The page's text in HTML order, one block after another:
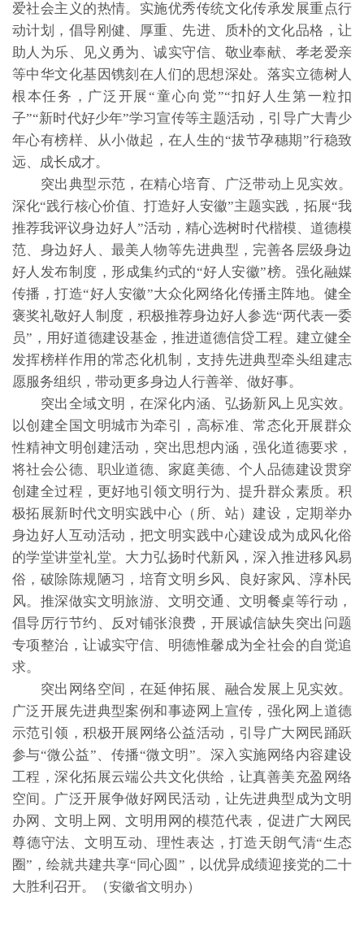
爱社会主义的热情。实施优秀传统文化传承发展重点行
动计划，倡导刚健、厚重、先进、质朴的文化品格，让
助人为乐、见义勇为、诚实守信、敬业奉献、孝老爱亲
等中华文化基因镌刻在人们的思想深处。落实立德树人
根本任务，广泛开展“童心向党”“扣好人生第一粒扣
子”“新时代好少年”学习宣传等主题活动，引导广大青少
年心有榜样、从小做起，在人生的“拔节孕穗期”行稳致
远、成长成才。
突出典型示范，在精心培育、广泛带动上见实效。
深化“践行核心价值、打造好人安徽”主题实践，拓展“我
推荐我评议身边好人”活动，精心选树时代楷模、道德模
范、身边好人、最美人物等先进典型，完善各层级身边
好人发布制度，形成集约式的“好人安徽”榜。强化融媒
传播，打造“好人安徽”大众化网络化传播主阵地。健全
褒奖礼敬好人制度，积极推荐身边好人参选“两代表一委
员”，用好道德建设基金，推进道德信贷工程。建立健全
发挥榜样作用的常态化机制，支持先进典型牵头组建志
愿服务组织，带动更多身边人行善举、做好事。
突出全域文明，在深化内涵、弘扬新风上见实效。
以创建全国文明城市为牵引，高标准、常态化开展群众
性精神文明创建活动，突出思想内涵，强化道德要求，
将社会公德、职业道德、家庭美德、个人品德建设贯穿
创建全过程，更好地引领文明行为、提升群众素质。积
极拓展新时代文明实践中心（所、站）建设，定期举办
身边好人互动活动，把文明实践中心建设成为成风化俗
的学堂讲堂礼堂。大力弘扬时代新风，深入推进移风易
俗，破除陈规陋习，培育文明乡风、良好家风、淳朴民
风。推深做实文明旅游、文明交通、文明餐桌等行动，
倡导厉行节约、反对铺张浪费，开展诚信缺失突出问题
专项整治，让诚实守信、明德惟馨成为全社会的自觉追
求。
突出网络空间，在延伸拓展、融合发展上见实效。
广泛开展先进典型案例和事迹网上宣传，强化网上道德
示范引领，积极开展网络公益活动，引导广大网民踊跃
参与“微公益”、传播“微文明”。深入实施网络内容建设
工程，深化拓展云端公共文化供给，让真善美充盈网络
空间。广泛开展争做好网民活动，让先进典型成为文明
办网、文明上网、文明用网的模范代表，促进广大网民
尊德守法、文明互动、理性表达，打造天朗气清“生态
圈”，绘就共建共享“同心圆”，以优异成绩迎接党的二十
大胜利召开。（安徽省文明办）